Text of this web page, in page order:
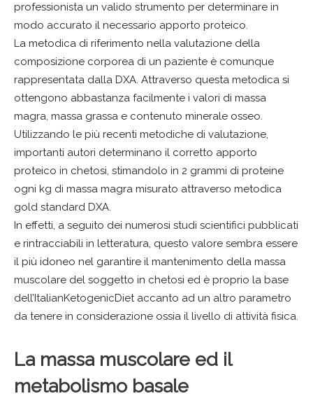
professionista un valido strumento per determinare in
modo accurato il necessario apporto proteico.
La metodica di riferimento nella valutazione della
composizione corporea di un paziente è comunque
rappresentata dalla DXA. Attraverso questa metodica si
ottengono abbastanza facilmente i valori di massa
magra, massa grassa e contenuto minerale osseo.
Utilizzando le più recenti metodiche di valutazione,
importanti autori determinano il corretto apporto
proteico in chetosi, stimandolo in 2 grammi di proteine
ogni kg di massa magra misurato attraverso metodica
gold standard DXA.
In effetti, a seguito dei numerosi studi scientifici pubblicati
e rintracciabili in letteratura, questo valore sembra essere
il più idoneo nel garantire il mantenimento della massa
muscolare del soggetto in chetosi ed è proprio la base
dell’ItalianKetogenicDiet accanto ad un altro parametro
da tenere in considerazione ossia il livello di attività fisica.
La massa muscolare ed il
metabolismo basale